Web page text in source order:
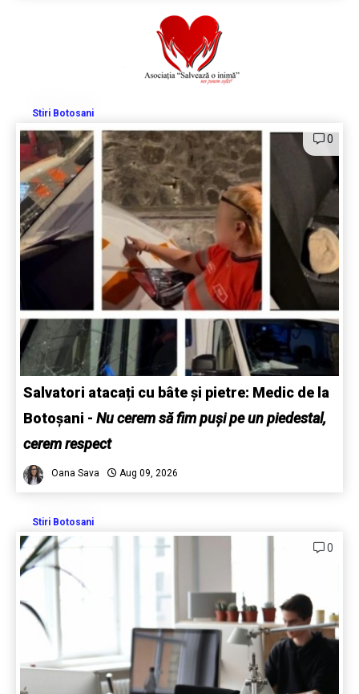
Stiri Botosani
0
Salvatori atacați cu bâte și pietre: Medic de la
Botoșani - Nu cerem să fim puși pe un piedestal,
cerem respect
Oana Sava Aug 09, 2026
Stiri Botosani
0